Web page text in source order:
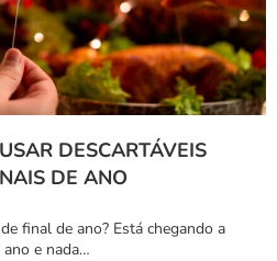
DESCARTÁVEIS
DE ANO
final de ano? Está chegando a
e nada…